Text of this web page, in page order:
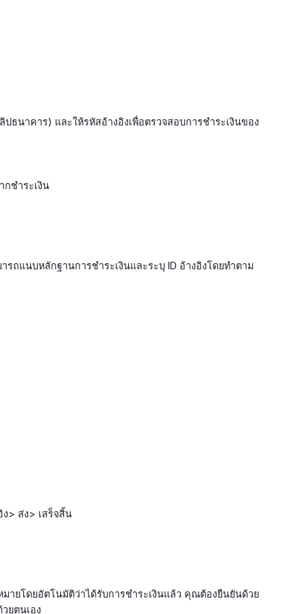
ธนาคาร) และให้รหัสอ้างอิงเพื่อตรวจสอบการชำระเงินของ
กชำระเงิน
รถแนบหลักฐานการชำระเงินและระบุ ID อ้างอิงโดยทำตาม
> ส่ง> เสร็จสิ้น
ายโดยอัตโนมัติว่าได้รับการชำระเงินแล้ว คุณต้องยืนยันด้วย
ยตนเอง